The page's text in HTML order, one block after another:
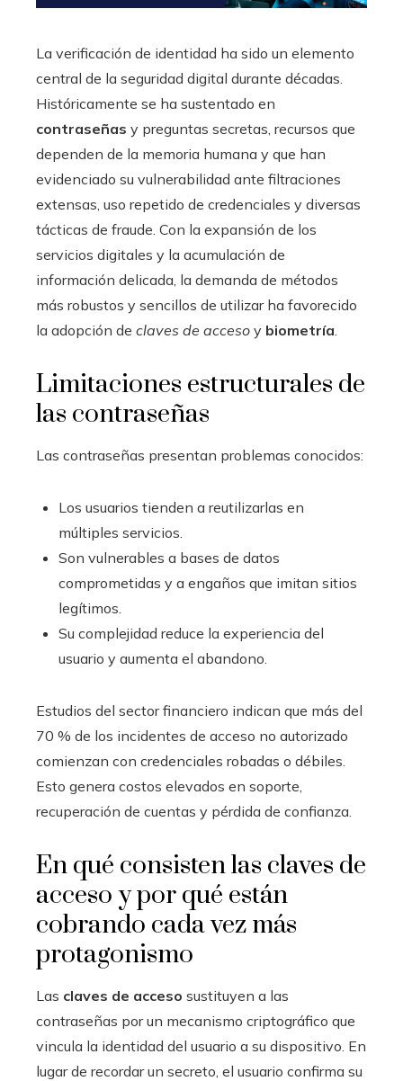
La verificación de identidad ha sido un elemento
central de la seguridad digital durante décadas.
Históricamente se ha sustentado en
contraseñas y preguntas secretas, recursos que
dependen de la memoria humana y que han
evidenciado su vulnerabilidad ante filtraciones
extensas, uso repetido de credenciales y diversas
tácticas de fraude. Con la expansión de los
servicios digitales y la acumulación de
información delicada, la demanda de métodos
más robustos y sencillos de utilizar ha favorecido
la adopción de claves de acceso y biometría
Limitaciones estructurales de
las contraseñas
Las contraseñas presentan problemas conocidos:
Los usuarios tienden a reutilizarlas en
múltiples servicios.
Son vulnerables a bases de datos
comprometidas y a engaños que imitan sitios
legítimos.
Su complejidad reduce la experiencia del
usuario y aumenta el abandono.
Estudios del sector financiero indican que más del
70 % de los incidentes de acceso no autorizado
comienzan con credenciales robadas o débiles.
Esto genera costos elevados en soporte,
recuperación de cuentas y pérdida de confianza.
En qué consisten las claves de
acceso y por qué están
cobrando cada vez más
protagonismo
Las claves de acceso sustituyen a las
contraseñas por un mecanismo criptográfico que
vincula la identidad del usuario a su dispositivo. En
lugar de recordar un secreto, el usuario confirma su